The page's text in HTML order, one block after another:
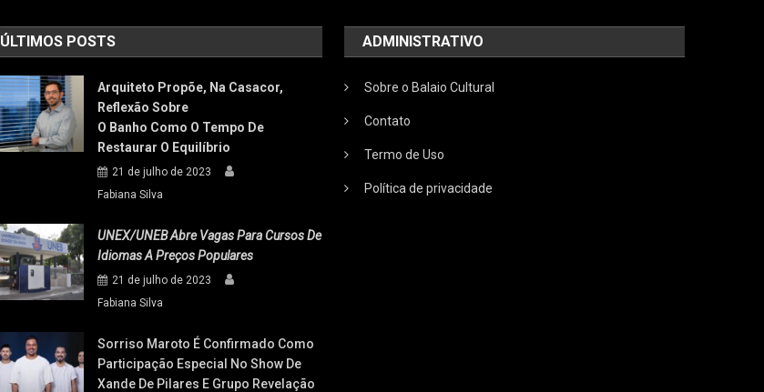
ÚLTIMOS POSTS
Arquiteto Propõe, Na Casacor,
Reflexão Sobre
O Banho Como O Tempo De
Restaurar O Equilíbrio
21 de julho de 2023
Fabiana Silva
UNEX/UNEB Abre Vagas Para Cursos De
Idiomas A Preços Populares
21 de julho de 2023
Fabiana Silva
Sorriso Maroto É Confirmado Como
Participação Especial No Show De
Xande De Pilares E Grupo Revelação
ADMINISTRATIVO
Sobre o Balaio Cultural
Contato
Termo de Uso
Política de privacidade